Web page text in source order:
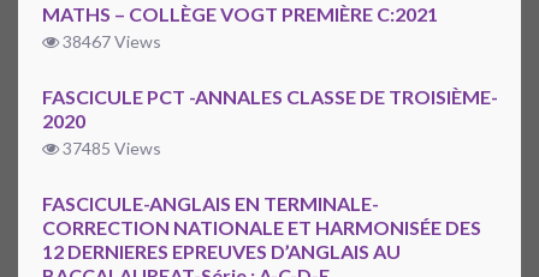
MATHS – COLLÈGE VOGT PREMIÈRE C:2021
38467 Views
FASCICULE PCT -ANNALES CLASSE DE TROISIÈME-
2020
37485 Views
FASCICULE-ANGLAIS EN TERMINALE-
CORRECTION NATIONALE ET HARMONISÉE DES
12 DERNIERES EPREUVES D’ANGLAIS AU